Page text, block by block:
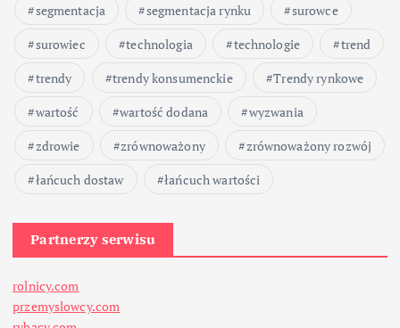
segmentacja
segmentacja rynku
surowce
surowiec
technologia technologie
trend
trendy
trendy konsumenckie
Trendy rynkowe
wartość
wartość dodana
wyzwania
zdrowie
zrównoważony
zrównoważony rozwój
łańcuch dostaw
łańcuch wartości
Partnerzy serwisu
rolnicy.com
przemyslowcy.com